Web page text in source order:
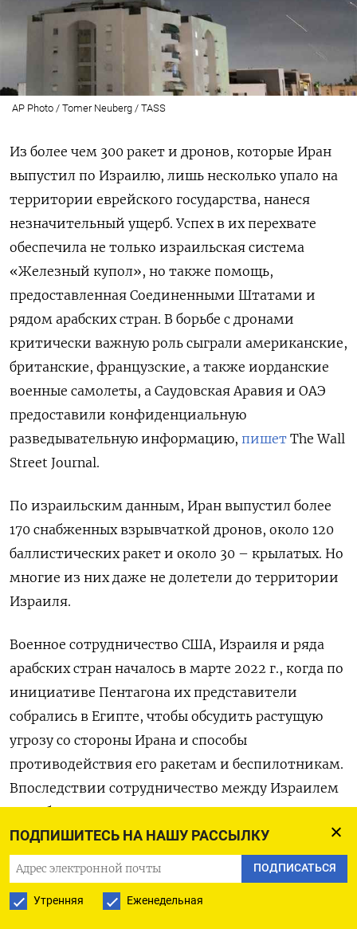
ПОДПИШИТЕСЬ НА НАШУ РАССЫЛКУ
ПОДПИСАТЬСЯ
Утренняя Еженедельная
AP Photo / Tomer Neuberg / TASS
Из более чем 300 ракет и дронов, которые Иран
выпустил по Израилю, лишь несколько упало на
территории еврейского государства, нанеся
незначительный ущерб. Успех в их перехвате
обеспечила не только израильская система
«Железный купол», но также помощь,
предоставленная Соединенными Штатами и
рядом арабских стран. В борьбе с дронами
критически важную роль сыграли американские,
британские, французские, а также иорданские
военные самолеты, а Саудовская Аравия и ОАЭ
предоставили конфиденциальную
разведывательную информацию, пишет The Wall
Street Journal.
По израильским данным, Иран выпустил более
170 снабженных взрывчаткой дронов, около 120
баллистических ракет и около 30 – крылатых. Но
многие из них даже не долетели до территории
Израиля.
Военное сотрудничество США, Израиля и ряда
арабских стран началось в марте 2022 г., когда по
инициативе Пентагона их представители
собрались в Египте, чтобы обсудить растущую
угрозу со стороны Ирана и способы
противодействия его ракетам и беспилотникам.
Впоследствии сотрудничество между Израилем
и арабскими странами при посредничестве США
в вопросе противовоздушной обороны стало
развиваться, несмотря на то, что Саудовская
Аравия, в отличие от ОАЭ и Бахрейна, еще не
установила дипломатических отношений с